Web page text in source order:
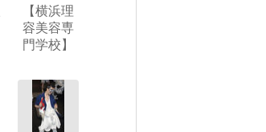
【横浜理
容美容専
門学校】